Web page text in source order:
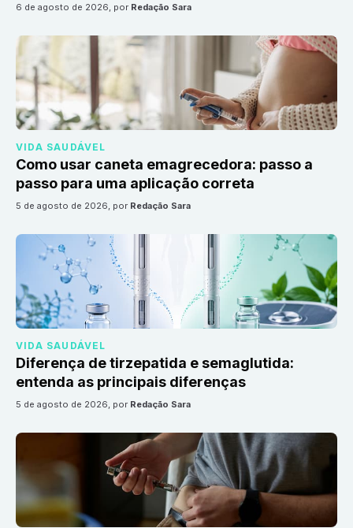
6 de agosto de 2026, por Redação Sara
VIDA SAUDÁVEL
Como usar caneta emagrecedora: passo a
passo para uma aplicação correta
5 de agosto de 2026, por Redação Sara
VIDA SAUDÁVEL
Diferença de tirzepatida e semaglutida:
entenda as principais diferenças
5 de agosto de 2026, por Redação Sara